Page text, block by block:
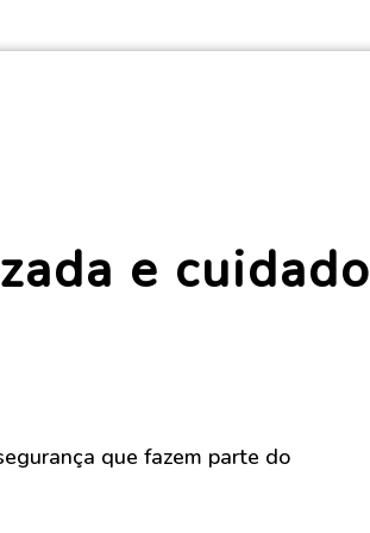
e cuidado
que fazem parte do